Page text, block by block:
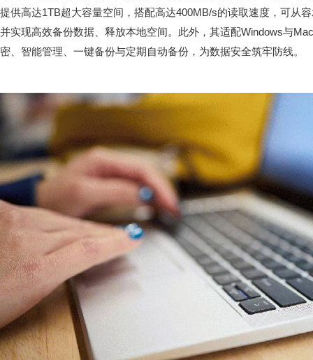
提供高达1TB超大容量空间，搭配高达400MB/s的读取速度，可从
并实现高效备份数据、释放本地空间。此外，其适配Windows与
密、智能管理、一键备份与定期自动备份，为数据安全筑牢防线。